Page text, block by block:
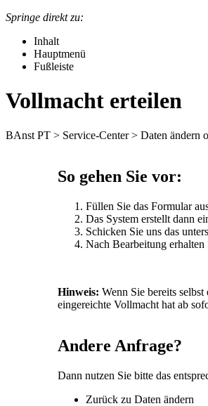
Springe direkt zu:
Inhalt
Hauptmenü
Fußleiste
Vollmacht erteilen
BAnst PT > Service-Center> Daten ändern
So gehen Sie vor:
Füllen Sie das Formular
Das System erstellt dann
Schicken Sie uns das
Nach Bearbeitung
Hinweis: Wenn Sie bereits
eingereichte Vollmacht hat ab
Andere Anfrage?
Dann nutzen Sie bitte das
Zurück zu Daten ändern